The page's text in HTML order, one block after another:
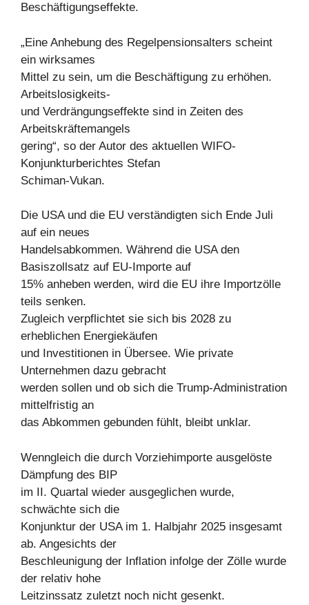
Beschäftigungseffekte.
„Eine Anhebung des Regelpensionsalters scheint
ein wirksames
Mittel zu sein, um die Beschäftigung zu erhöhen.
Arbeitslosigkeits-
und Verdrängungseffekte sind in Zeiten des
Arbeitskräftemangels
gering“, so der Autor des aktuellen WIFO-
Konjunkturberichtes Stefan
Schiman-Vukan.
Die USA und die EU verständigten sich Ende Juli
auf ein neues
Handelsabkommen. Während die USA den
Basiszollsatz auf EU-Importe auf
15% anheben werden, wird die EU ihre Importzölle
teils senken.
Zugleich verpflichtet sie sich bis 2028 zu
erheblichen Energiekäufen
und Investitionen in Übersee. Wie private
Unternehmen dazu gebracht
werden sollen und ob sich die Trump-Administration
mittelfristig an
das Abkommen gebunden fühlt, bleibt unklar.
Wenngleich die durch Vorziehimporte ausgelöste
Dämpfung des BIP
im II. Quartal wieder ausgeglichen wurde,
schwächte sich die
Konjunktur der USA im 1. Halbjahr 2025 insgesamt
ab. Angesichts der
Beschleunigung der Inflation infolge der Zölle wurde
der relativ hohe
Leitzinssatz zuletzt noch nicht gesenkt.